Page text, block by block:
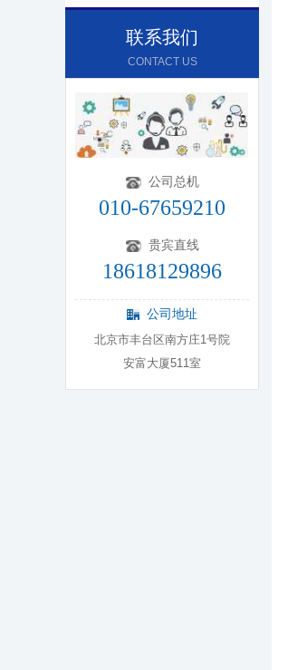
联系我们
CONTACT US
公司总机
010-67659210
贵宾直线
18618129896
公司地址
北京市丰台区南方庄1号院
安富大厦511室